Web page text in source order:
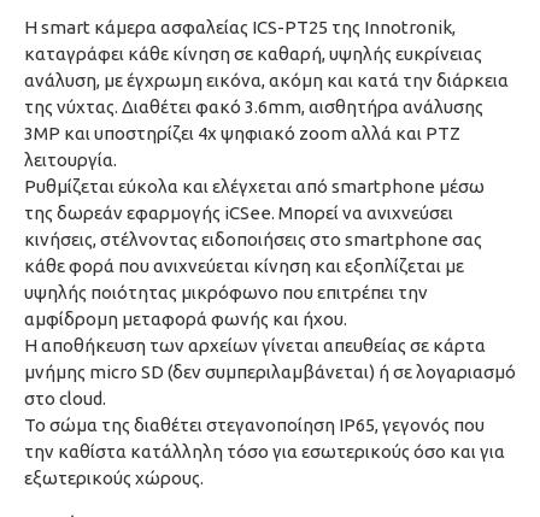
Η smart κάμερα ασφαλείας ICS-PT25 της Innotronik,
καταγράφει κάθε κίνηση σε καθαρή, υψηλής ευκρίνειας
ανάλυση, με έγχρωμη εικόνα, ακόμη και κατά την διάρκεια
της νύχτας. Διαθέτει φακό 3.6mm, αισθητήρα ανάλυσης
3MP και υποστηρίζει 4x ψηφιακό zoom αλλά και PTZ
λειτουργία.
Ρυθμίζεται εύκολα και ελέγχεται από smartphone μέσω
της δωρεάν εφαρμογής iCSee. Μπορεί να ανιχνεύσει
κινήσεις, στέλνοντας ειδοποιήσεις στο smartphone σας
κάθε φορά που ανιχνεύεται κίνηση και εξοπλίζεται με
υψηλής ποιότητας μικρόφωνο που επιτρέπει την
αμφίδρομη μεταφορά φωνής και ήχου.
Η αποθήκευση των αρχείων γίνεται απευθείας σε κάρτα
μνήμης micro SD (δεν συμπεριλαμβάνεται) ή σε λογαριασμό
στο cloud.
Το σώμα της διαθέτει στεγανοποίηση IP65, γεγονός που
την καθίστα κατάλληλη τόσο για εσωτερικούς όσο και για
εξωτερικούς χώρους.